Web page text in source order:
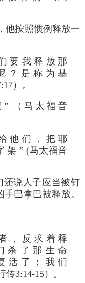
他按照惯例释放一
要 我 释 放 那
？ 是 称 为 基
）。
（马太福音
他 们 ， 把 耶
架 ” (马太福音
还说人子应当被钉
巴拿巴被释放。
， 反 求 着 释
杀 了 那 生 命
活 了 ； 我 们
3:14-15）。